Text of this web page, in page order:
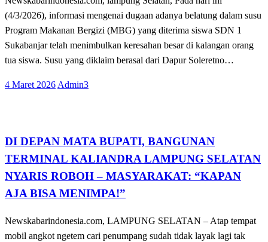
(4/3/2026), informasi mengenai dugaan adanya belatung dalam susu
Program Makanan Bergizi (MBG) yang diterima siswa SDN 1
Sukabanjar telah menimbulkan keresahan besar di kalangan orang
tua siswa. Susu yang diklaim berasal dari Dapur Soleretno…
Posted
4 Maret 2026 Admin3
DI DEPAN MATA BUPATI, BANGUNAN
TERMINAL KALIANDRA LAMPUNG SELATAN
NYARIS ROBOH – MASYARAKAT: “KAPAN
AJA BISA MENIMPA!”
Newskabarindonesia.com, LAMPUNG SELATAN – Atap tempat
mobil angkot ngetem cari penumpang sudah tidak layak lagi tak